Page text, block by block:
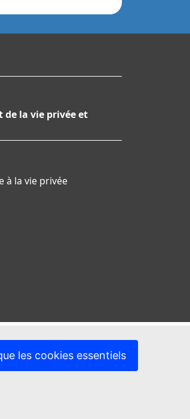
les cookies essentiels
de la vie privée et
à la vie privée